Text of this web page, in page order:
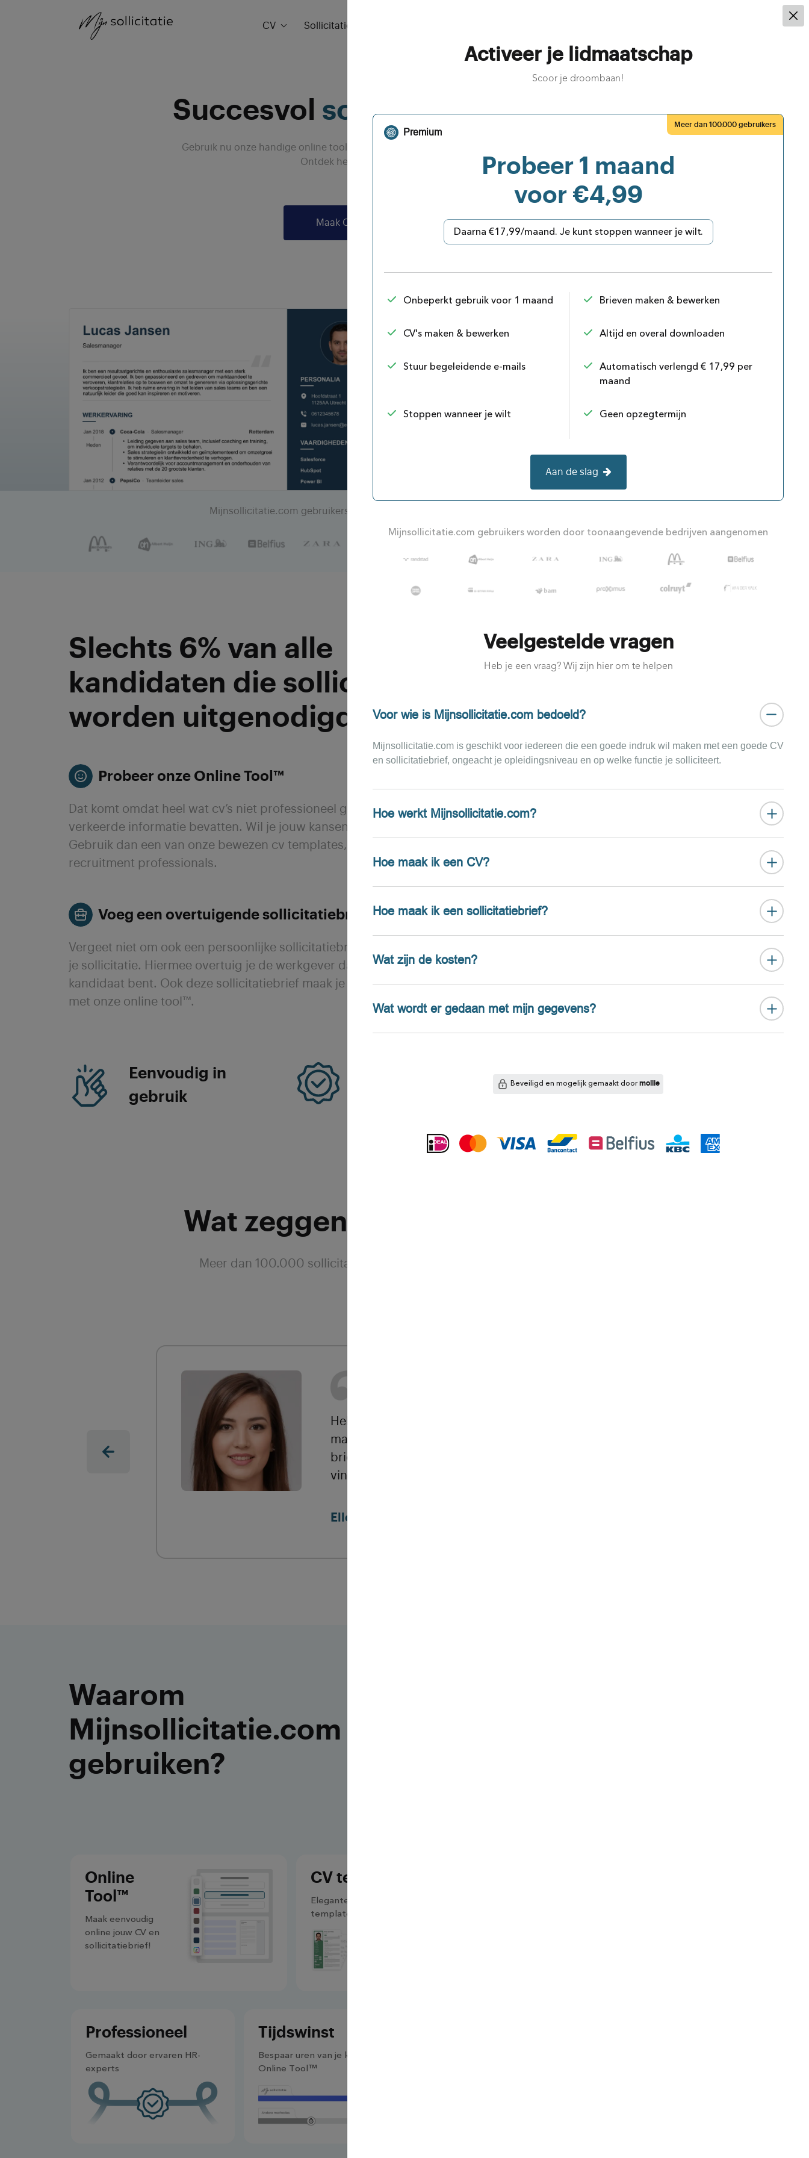
Activeer je lidmaatschap
Scoor je droombaan!
Meer dan 100.000 gebruikers
Premium
Probeer 1 maand
voor €4,99
Daarna €17,99/maand. Je kunt stoppen wanneer je wilt.
Onbeperkt gebruik voor 1 maand Brieven maken & bewerken
CV's maken & bewerken Altijd en overal downloaden
Stuur begeleidende e-mails
Automatisch verlengd € 17,99 per
maand
Stoppen wanneer je wilt Geen opzegtermijn
Aan de slag
Mijnsollicitatie.com gebruikers worden door toonaangevende bedrijven aangenomen
Veelgestelde vragen
Heb je een vraag? Wij zijn hier om te helpen
Voor wie is Mijnsollicitatie.com bedoeld?
Mijnsollicitatie.com is geschikt voor iedereen die een goede indruk wil maken met een goede CV
en sollicitatiebrief, ongeacht je opleidingsniveau en op welke functie je solliciteert.
Hoe werkt Mijnsollicitatie.com?
Hoe maak ik een CV?
Hoe maak ik een sollicitatiebrief?
Wat zijn de kosten?
Wat wordt er gedaan met mijn gegevens?
Beveiligd en mogelijk gemaakt doormollie
CV Sollicitatiebrief
Succesvol solliciterenbegint hier
Gebruik nu onze handige online tools™ om snel een professionele CV en sollicitatiebrief te maken.
Ontdek het zelf en haal je droombaan binnen!
Maak CV Maak Sollicitatiebrief
Mijnsollicitatie.com gebruikers worden door toonaangevende bedrijven aangenomen
Slechts 6% van alle
kandidaten die solliciteren
worden uitgenodigd
Probeer onze Online Tool™
Dat komt omdat heel wat cv’s niet professioneel genoeg ogen, of de
verkeerde informatie bevatten. Wil je jouw kansen verhogen?
Gebruik dan een van onze bewezen cv templates, opgesteld door
recruitment professionals.
Voeg een overtuigende sollicitatiebrief toe
Vergeet niet om ook een persoonlijke sollicitatiebrief te maken voor
je sollicitatie. Hiermee overtuig je de werkgever dat jij de geschikte
kandidaat bent. Ook deze sollicitatiebrief maak je snel en eenvoudig
met onze online tool™.
Eenvoudig in
gebruik
Wat zeggen andere gebruikers?
Meer dan 100.000 sollicitanten zoals jij hebben reeds onze tool gebruikt.
Hele fijne site! Heeft me enorm geholpen bij het
maken van mijn CV en schrijven van een goede
brief. Vind het altijd lastig om de juiste zinnen te
vinden. De site was echt een great help!
Ellen
Waarom
Mijnsollicitatie.com
gebruiken?
Online
Tool™
Maak eenvoudig
online jouw CV en
sollicitatiebrief!
CV templates
Elegante en professioneel ontworpen
templates waarmee je opvalt bij recruiters!
Professioneel
Gemaakt door ervaren HR-
experts
Tijdswinst
Bespaar uren van je kostbare tijd met onze
Online Tool™